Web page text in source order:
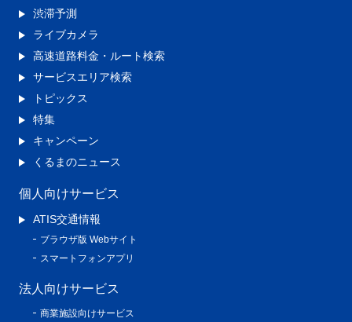
渋滞予測
ライブカメラ
高速道路料金・ルート検索
サービスエリア検索
トピックス
特集
キャンペーン
くるまのニュース
個人向けサービス
ATIS交通情報
ブラウザ版 Webサイト
スマートフォンアプリ
法人向けサービス
商業施設向けサービス